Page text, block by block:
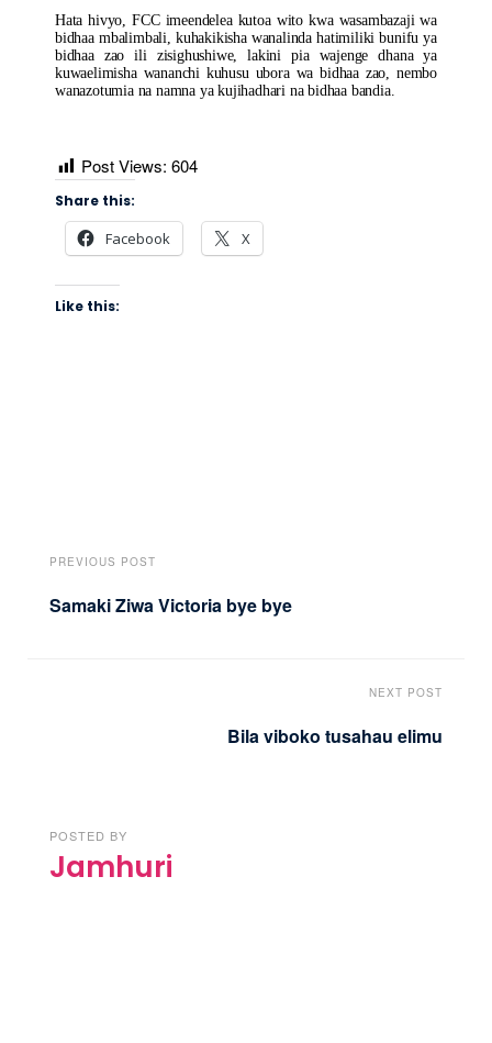
Hata hivyo, FCC imeendelea kutoa wito kwa wasambazaji wa
bidhaa mbalimbali, kuhakikisha wanalinda hatimiliki bunifu ya
bidhaa zao ili zisighushiwe, lakini pia wajenge dhana ya
kuwaelimisha wananchi kuhusu ubora wa bidhaa zao, nembo
wanazotumia na namna ya kujihadhari na bidhaa bandia.
Post Views: 604
Share this:
Facebook X
Like this:
PREVIOUS POST
Samaki Ziwa Victoria bye bye
NEXT POST
Bila viboko tusahau elimu
POSTED BY
Jamhuri